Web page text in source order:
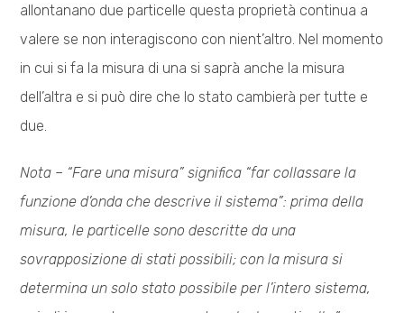
allontanano due particelle questa proprietà continua a
valere se non interagiscono con nient’altro. Nel momento
in cui si fa la misura di una si saprà anche la misura
dell’altra e si può dire che lo stato cambierà per tutte e
due.
Nota – “Fare una misura” significa “far collassare la
funzione d’onda che descrive il sistema”: prima della
misura, le particelle sono descritte da una
sovrapposizione di stati possibili; con la misura si
determina un solo stato possibile per l’intero sistema,